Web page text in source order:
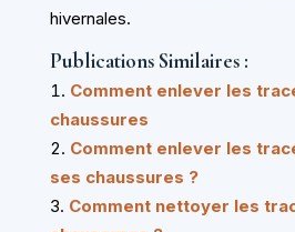
hivernales.
Publications Similaires :
Comment enlever les
chaussures
Comment enlever les
ses chaussures ?
Comment nettoyer les